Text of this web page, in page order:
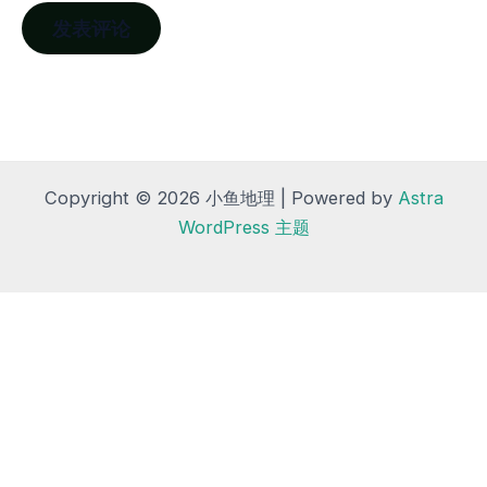
Copyright © 2026 小鱼地理 | Powered by Astra
WordPress 主题